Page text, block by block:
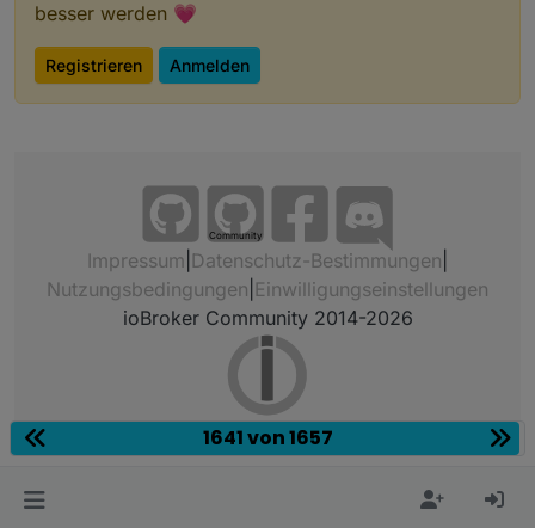
besser werden 💗
Registrieren Anmelden
Community
Impressum Datenschutz-Bestimmungen
Nutzungsbedingungen Einwilligungseinstellungen
ioBroker Community 2014-2026
1641 von 1657